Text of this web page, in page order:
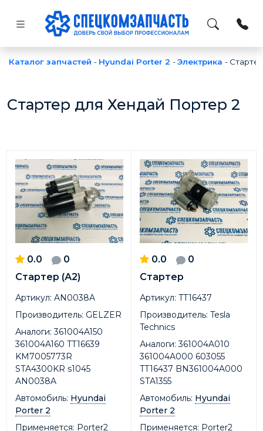
Каталог запчастей - Hyundai Porter 2 -Электрика -
Стартер для Хендай Портер 2
0.0
0
Стартер (А2)
Артикул: AN0038A
Производитель: GELZER
Аналоги: 361004A150
361004A160 TT16639
KM7005773R
STA4300KR s1045
AN0038A
Автомобиль: Hyundai
Porter 2
Применяется: Porter2
0.0
0
Стартер
Артикул: TT16437
Производитель: Tesla
Technics
Аналоги: 361004A010
361004A000 603055
TT16437 BN361004A000
STA1355
Автомобиль: Hyundai
Porter 2
Применяется: Porter2